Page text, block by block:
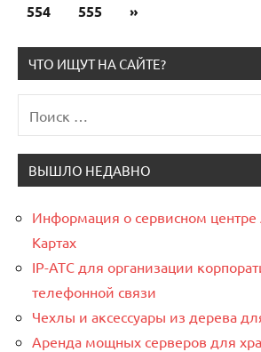
записей
554
555
Следующие
»
ЧТО ИЩУТ НА САЙТЕ?
для:
ВЫШЛО НЕДАВНО
Информация о сервисном центре
Картах
IP-АТС для организации
телефонной связи
Чехлы и аксессуары из дерева
Аренда мощных серверов для